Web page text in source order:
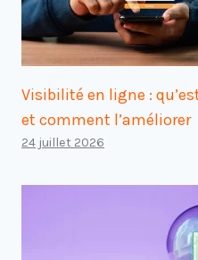
Visibilité en ligne :
et comment l’améliorer
24 juillet 2026